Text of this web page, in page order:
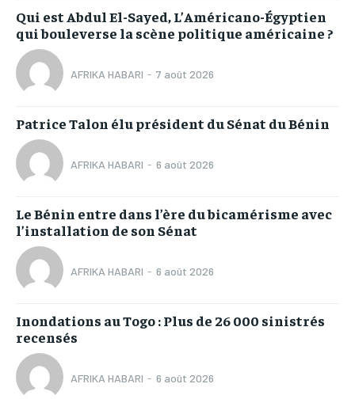
Qui est Abdul El-Sayed, L’Américano-Égyptien
qui bouleverse la scène politique américaine ?
AFRIKA HABARI - 7 août 2026
Patrice Talon élu président du Sénat du Bénin
AFRIKA HABARI - 6 août 2026
Le Bénin entre dans l’ère du bicamérisme avec
l’installation de son Sénat
AFRIKA HABARI - 6 août 2026
Inondations au Togo : Plus de 26 000 sinistrés
recensés
AFRIKA HABARI - 6 août 2026